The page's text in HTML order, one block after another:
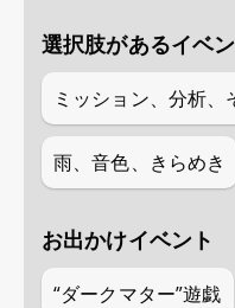
選択肢があるイベ
ミッション、分析、
雨、音色、きらめき
お出かけイベント
“ダークマター”遊戯